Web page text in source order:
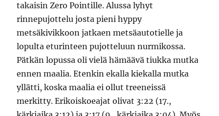
takaisin Zero Pointille. Alussa lyhyt
rinnepujottelu josta pieni hyppy
metsäkivikkoon jatkaen metsäautotielle ja
lopulta eturinteen pujotteluun nurmikossa.
Pätkän lopussa oli vielä hämäävä tiukka mutka
ennen maalia. Etenkin ekalla kiekalla mutka
yllätti, koska maalia ei ollut treeneissä
merkitty. Erikoiskoeajat olivat 3:22 (17.,